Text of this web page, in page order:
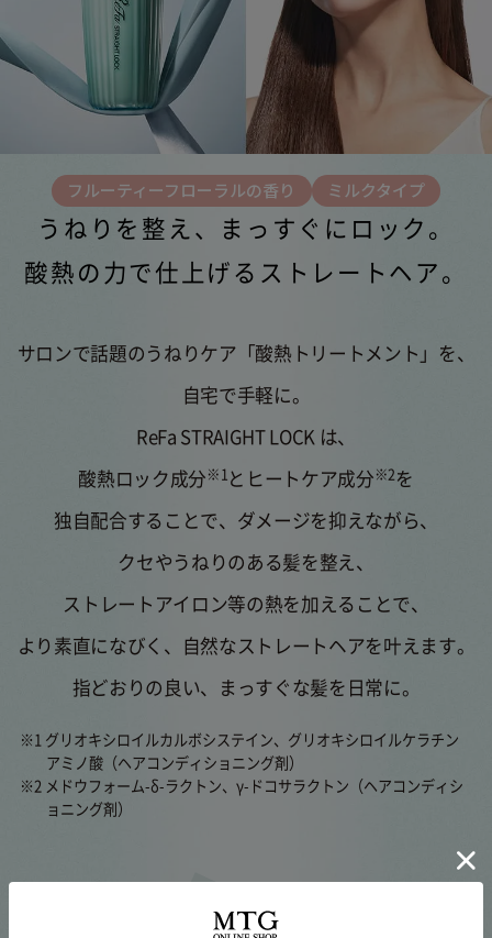
フルーティーフローラルの香り ミルクタイプ
うねりを整え、まっすぐにロック。
酸熱の力で仕上げるストレートヘア。
サロンで話題のうねりケア「酸熱トリートメント」を、
自宅で手軽に。
ReFa STRAIGHT LOCK は、
酸熱ロック成分 ※1 と ヒートケア成分 ※2 を
独自配合することで、 ダメージを抑えながら、
クセやうねりのある髪を整え、
ストレートアイロン等の熱を加えることで、
より素直になびく、自然なストレートヘアを叶えます。
指どおりの良い、まっすぐな髪を日常に。
※1 グリオキシロイルカルボシステイン、グリオキシロイルケラチン
アミノ酸（ヘアコンディショニング剤）
※2 メドウフォーム-δ-ラクトン、γ-ドコサラクトン（ヘアコンディシ
ョニング剤）